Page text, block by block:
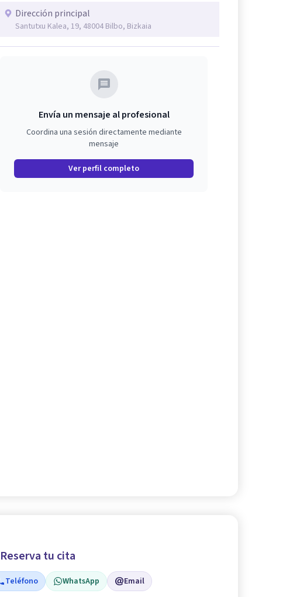
Dirección principal
Santutxu Kalea, 19, 48004 Bilbo, Bizkaia
Envía un mensaje al profesional
Coordina una sesión directamente mediante
mensaje
Ver perfil completo
Reserva tu cita
Teléfono WhatsApp Email